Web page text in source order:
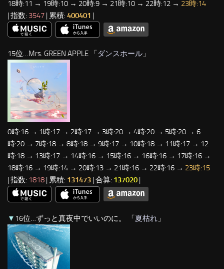
18時:11 → 19時:10 → 20時:9 → 21時:10 → 22時:12 → 23時:14
| 指数: 3547 | 累積: 400401 |
15位…Mrs. GREEN APPLE 「 ダンスホール 」
0時:16 → 1時:17 → 2時:17 → 3時:20 → 4時:20 → 5時:20 → 6
時:20 → 7時:18 → 8時:18 → 9時:17 → 10時:18 → 11時:17 → 12
時:18 → 13時:17 → 14時:16 → 15時:16 → 16時:16 → 17時:16 →
18時:16 → 19時:14 → 20時:13 → 21時:16 → 22時:16 → 23時:15
| 指数: 1818 | 累積: 131473 | 合算: 137020
▼ 16位…ずっと真夜中でいいのに。 「夏枯れ 」